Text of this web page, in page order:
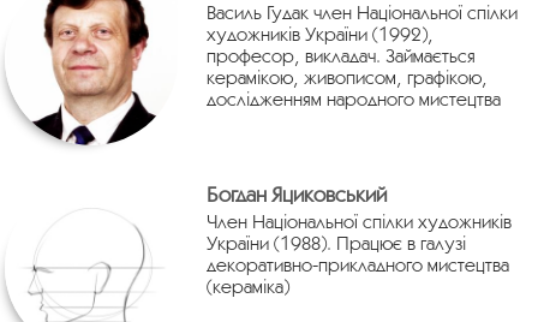
Василь Гудак член Національної спілки
художників України (1992),
професор, викладач. Займається
керамікою, живописом, графікою,
дослідженням народного мистецтва
Богдан Яциковський
Член Національної спілки художників
України (1988). Працює в галузі
декоративно-прикладного мистецтва
(кераміка)